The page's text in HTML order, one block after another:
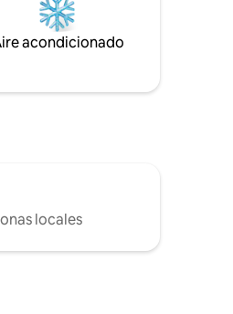
acondicionado
locales